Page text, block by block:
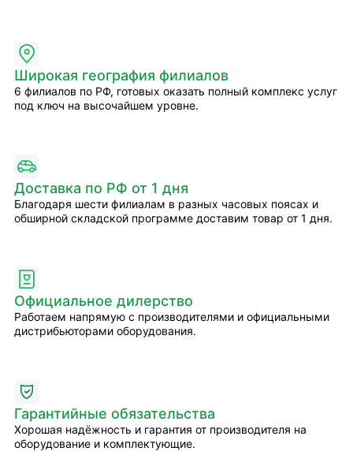
Широкая география филиалов
6 филиалов по РФ, готовых оказать полный комплекс услуг
под ключ на высочайшем уровне.
Доставка по РФ от 1 дня
Благодаря шести филиалам в разных часовых поясах и
обширной складской программе доставим товар от 1 дня.
Официальное дилерство
Работаем напрямую с производителями и официальными
дистрибьюторами оборудования.
Гарантийные обязательства
Хорошая надёжность и гарантия от производителя на
оборудование и комплектующие.